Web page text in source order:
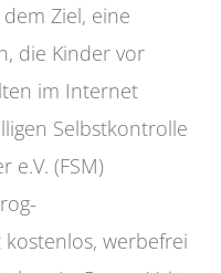
Ziel, eine
die Kinder vor
im Internet
Selbstkontrolle
e.V. (FSM)
werbefrei